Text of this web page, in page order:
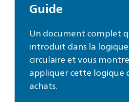
Guide
Un document complet
introduit dans la
circulaire et vous
appliquer cette logique
achats.